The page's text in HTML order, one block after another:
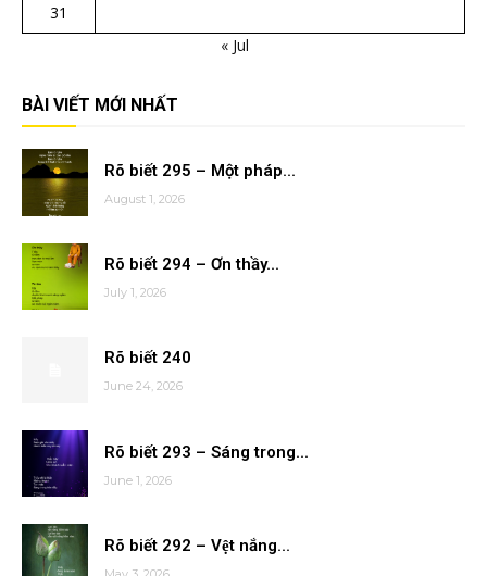
31
« Jul
BÀI VIẾT MỚI NHẤT
Rõ biết 295 – Một pháp...
August 1, 2026
Rõ biết 294 – Ơn thầy...
July 1, 2026
Rõ biết 240
June 24, 2026
Rõ biết 293 – Sáng trong...
June 1, 2026
Rõ biết 292 – Vệt nắng...